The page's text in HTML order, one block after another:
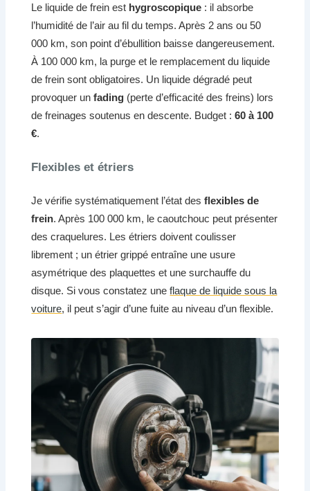
Le liquide de frein est hygroscopique : il absorbe
l’humidité de l’air au fil du temps. Après 2 ans ou 50
000 km, son point d’ébullition baisse dangereusement.
À 100 000 km, la purge et le remplacement du liquide
de frein sont obligatoires. Un liquide dégradé peut
provoquer unfading (perte d’efficacité des freins) lors
de freinages soutenus en descente. Budget :60 à 100
€.
Flexibles et étriers
Je vérifie systématiquement l’état desflexibles de
frein. Après 100 000 km, le caoutchouc peut présenter
des craquelures. Les étriers doivent coulisser
librement ; un étrier grippé entraîne une usure
asymétrique des plaquettes et une surchauffe du
disque. Si vous constatez uneflaque de liquide sous la
voiture, il peut s’agir d’une fuite au niveau d’un flexible.